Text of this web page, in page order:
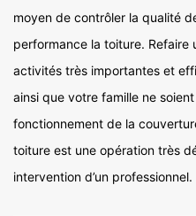
moyen de contrôler la qualité
performance la toiture.
activités très importantes et
ainsi que votre famille ne
fonctionnement de la
toiture est une opération très
intervention d’un professionnel.